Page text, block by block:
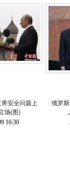
安全问题上
场(图)
16:30
俄罗